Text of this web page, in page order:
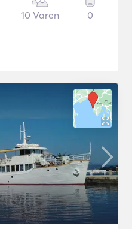
10 Varen 0